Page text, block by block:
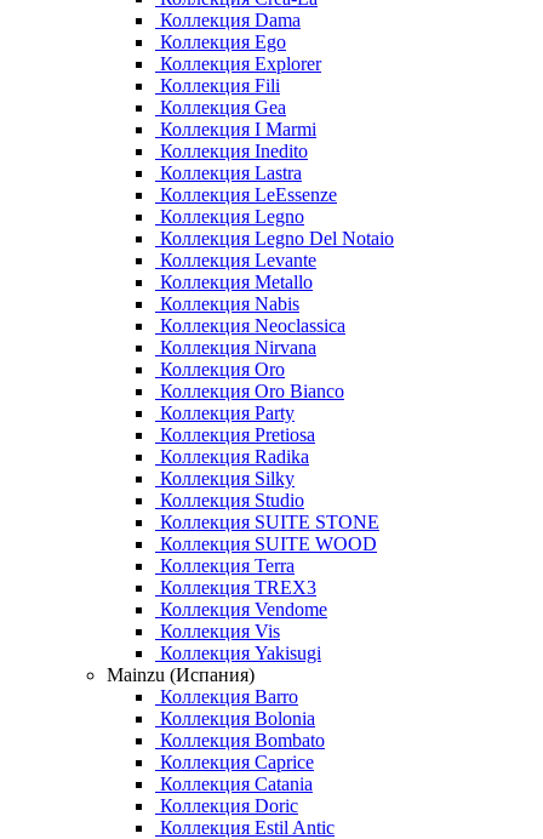
Коллекция Dama
Коллекция Ego
Коллекция Explorer
Коллекция Fili
Коллекция Gea
Коллекция I Marmi
Коллекция Inedito
Коллекция Lastra
Коллекция LeEssenze
Коллекция Legno
Коллекция Legno Del Notaio
Коллекция Levante
Коллекция Metallo
Коллекция Nabis
Коллекция Neoclassica
Коллекция Nirvana
Коллекция Oro
Коллекция Oro Bianco
Коллекция Party
Коллекция Pretiosa
Коллекция Radika
Коллекция Silky
Коллекция Studio
Коллекция SUITE STONE
Коллекция SUITE WOOD
Коллекция Terra
Коллекция TREX3
Коллекция Vendome
Коллекция Vis
Коллекция Yakisugi
Mainzu (Испания)
Коллекция Barro
Коллекция Bolonia
Коллекция Bombato
Коллекция Caprice
Коллекция Catania
Коллекция Doric
Коллекция Estil Antic